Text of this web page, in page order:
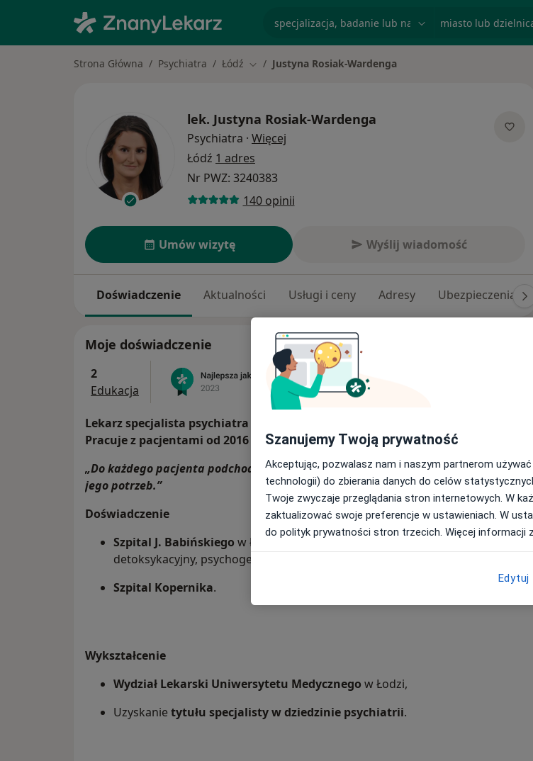
Strona Główna Psychiatra Łódź Zmień miasto
Justyna Rosiak-Wardenga
lek. Justyna Rosiak-Wardenga
Psychiatra · Więcej
Łódź 1 adres
Nr PWZ: 3240383
140 opinii
Umów wizytę Wyślij wiadomość
Doświadczenie Aktualności Usługi i ceny Adresy Ubezpieczenia
Moje doświadczenie
2
Edukacja
Lekarz specjalista psychiatra osób dorosłych
Pracuje z pacjentami od 2016 roku.
„Do każdego pacjenta podchodzę indywidualnie, dobierając formę leczenia do
jego potrzeb.”
Doświadczenie
Szpital J. Babińskiego w Łodzi, liczne oddziały – m.in.: ogólnopsychiatryczny,
detoksykacyjny, psychogeriatryczny,
Szpital Kopernika.
Wykształcenie
Wydział Lekarski Uniwersytetu Medycznego w Łodzi,
Uzyskanie tytułu specjalisty w dziedzinie psychiatrii.
Szanujemy Twoją prywatność
Akceptując, pozwalasz nam i naszym partnerom
technologii) do zbierania danych do celów
Twoje zwyczaje przeglądania stron internetowych. W
zaktualizować swoje preferencje w ustawieniach. W
do polityk prywatności stron trzecich. Więcej informacji